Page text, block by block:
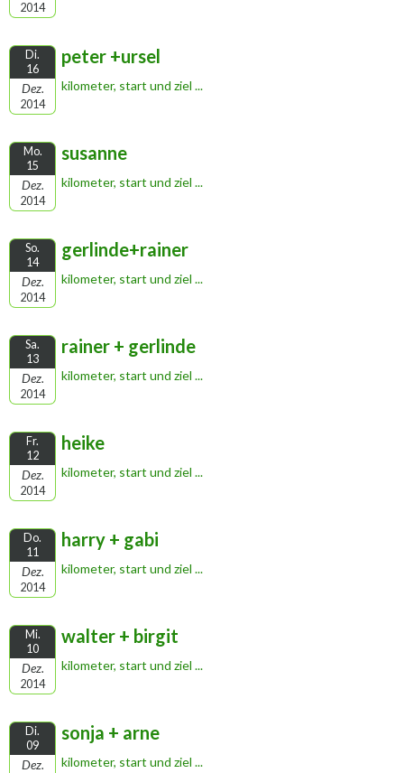
2014
Di.
16
Dez.
2014
peter +ursel
kilometer, start und ziel ...
Mo.
15
Dez.
2014
susanne
kilometer, start und ziel ...
So.
14
Dez.
2014
gerlinde+rainer
kilometer, start und ziel ...
Sa.
13
Dez.
2014
rainer + gerlinde
kilometer, start und ziel ...
Fr.
12
Dez.
2014
heike
kilometer, start und ziel ...
Do.
11
Dez.
2014
harry + gabi
kilometer, start und ziel ...
Mi.
10
Dez.
2014
walter + birgit
kilometer, start und ziel ...
Di.
09
Dez.
sonja + arne
kilometer, start und ziel ...